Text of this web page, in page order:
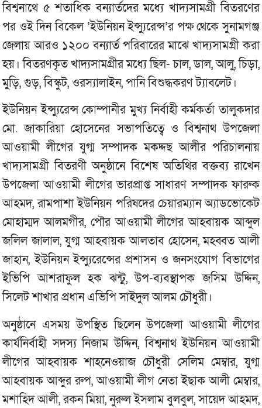
বিশ্বনাথে ৫ শতাধিক বন্যার্তদের মধ্যে খাদ্যসামগ্রী বিতরণের
পর ওই দিন বিকেল ‘ইউনিয়ন ইন্স্যুরেন্স’র পক্ষ থেকে সুনামগঞ্জ
জেলায় আরও ১২০০ বন্যার্ত পরিবারের মাঝে খাদ্যসামগ্রী করা
হয়। বিতরণকৃত খাদ্যসামগ্রীর মধ্যে ছিল- চাল, ডাল, আলু, চিড়া,
মুড়ি, গুড়, বিস্কুট, ওরস্যালাইন, পানি বিশুদ্ধকরণ ট্যাবলেট।
ইউনিয়ন ইন্স্যুরেন্স কোম্পানীর মুখ্য নির্বাহী কর্মকর্তা তালুকদার
মো. জাকারিয়া হোসেনের সভাপতিত্বে ও বিশ্বনাথ উপজেলা
আওয়ামী লীগের যুগ্ম সম্পাদক মকদ্দছ আলীর পরিচালনায়
খাদ্যসামগ্রী বিতরণী অনুষ্ঠানে বিশেষ অতিথির বক্তব্য রাখেন
উপজেলা আওয়ামী লীগের ভারপ্রাপ্ত সাধারণ সম্পাদক ফারুক
আহমদ, রামপাশা ইউনিয়ন পরিষদের চেয়ারম্যান অ্যাডভোকেট
মোহাম্মদ আলমগীর, পৌর আওয়ামী লীগের আহবায়ক আব্দুল
জলিল জালাল, যুগ্ম আহবায়ক আলতাব হোসেন, মহব্বত আলী
জাহান, ইউনিয়ন ইন্স্যুরেন্সের প্রশাসন ও জনসংযোগ বিভাগের
ইভিপি আশরাফুল হক ঝন্টু, উপ-ব্যবস্থাপক জসিম উদ্দিন,
সিলেট শাখার প্রধান এভিপি সাইদুল আলম চৌধুরী।
অনুষ্ঠানে এসময় উপস্থিত ছিলেন উপজেলা আওয়ামী লীগের
কার্যনির্বাহী সদস্য নিজাম উদ্দিন, বিশ্বনাথ ইউনিয়ন আওয়ামী
লীগের আহবায়ক শাহনেওয়াজ চৌধুরী সেলিম মেম্বার, যুগ্ম
আহবায়ক আব্দুর রুপ, আওয়ামী লীগ নেতা ইছাক আলী মেম্বার,
মশাহিদ আলী, রকন মিয়া, নুরুল ইসলাম বুলবুল, সায়েদ আহমদ,